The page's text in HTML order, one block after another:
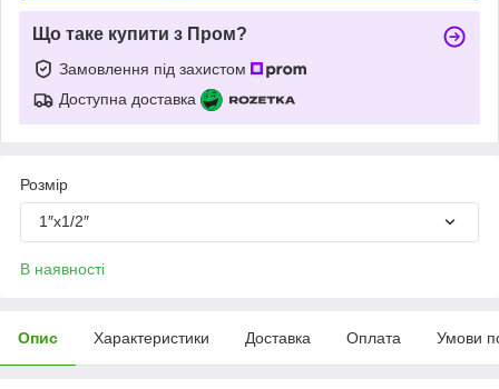
Що таке купити з Пром?
Замовлення під захистом
Доступна доставка
Розмір
1″х1/2″
В наявності
Опис Характеристики Доставка Оплата Умови